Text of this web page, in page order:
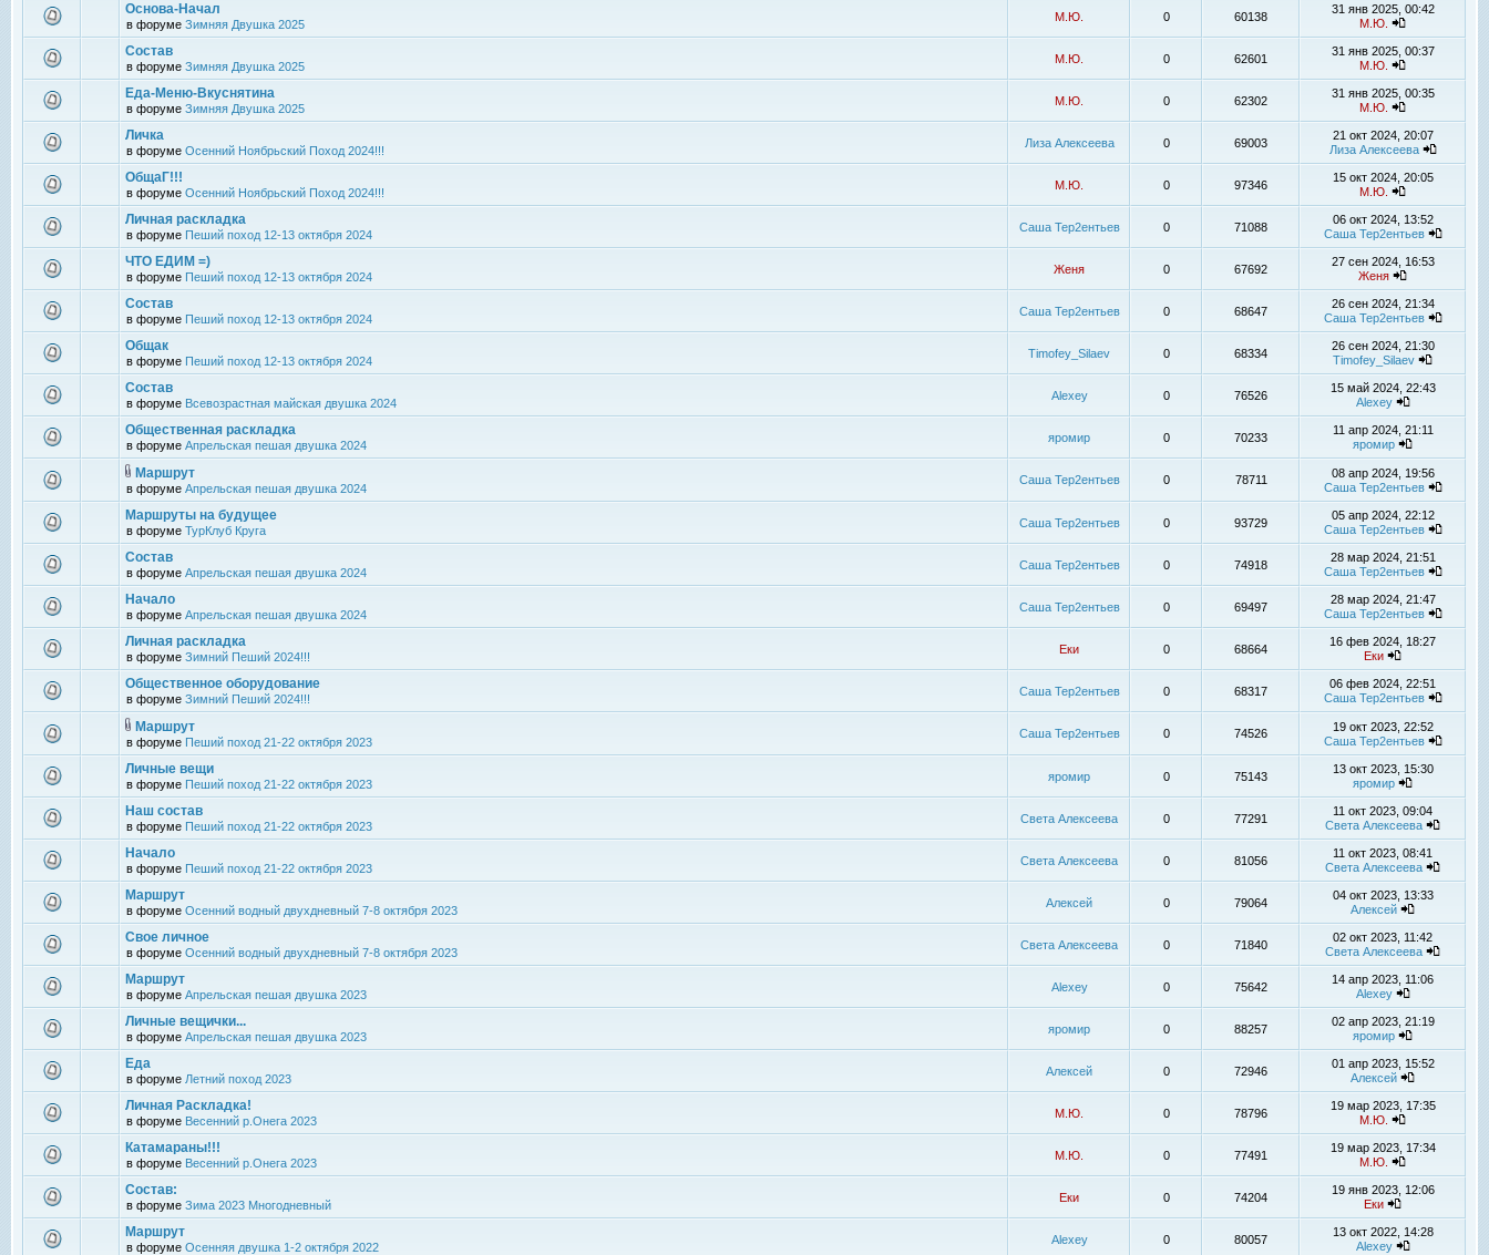
Основа-Начал
в форуме Зимняя Двушка 2025
М.Ю. 0 60138
31 янв 2025, 00:42
М.Ю.
Состав
в форуме Зимняя Двушка 2025
М.Ю. 0 62601
31 янв 2025, 00:37
М.Ю.
Еда-Меню-Вкуснятина
в форуме Зимняя Двушка 2025
М.Ю. 0 62302
31 янв 2025, 00:35
М.Ю.
Личка
в форуме Осенний Ноябрьский Поход 2024!!!
Лиза Алексеева 0 69003
21 окт 2024, 20:07
Лиза Алексеева
ОбщаГ!!!
в форуме Осенний Ноябрьский Поход 2024!!!
М.Ю. 0 97346
15 окт 2024, 20:05
М.Ю.
Личная раскладка
в форуме Пеший поход 12-13 октября 2024
Саша Тер2ентьев 0 71088
06 окт 2024, 13:52
Саша Тер2ентьев
ЧТО ЕДИМ =)
в форуме Пеший поход 12-13 октября 2024
Женя 0 67692
27 сен 2024, 16:53
Женя
Состав
в форуме Пеший поход 12-13 октября 2024
Саша Тер2ентьев 0 68647
26 сен 2024, 21:34
Саша Тер2ентьев
Общак
в форуме Пеший поход 12-13 октября 2024
Timofey_Silaev 0 68334
26 сен 2024, 21:30
Timofey_Silaev
Состав
в форуме Всевозрастная майская двушка 2024
Alexey 0 76526
15 май 2024, 22:43
Alexey
Общественная раскладка
в форуме Апрельская пешая двушка 2024
яромир 0 70233
11 апр 2024, 21:11
яромир
Маршрут
в форуме Апрельская пешая двушка 2024
Саша Тер2ентьев 0 78711
08 апр 2024, 19:56
Саша Тер2ентьев
Маршруты на будущее
в форуме ТурКлуб Круга
Саша Тер2ентьев 0 93729
05 апр 2024, 22:12
Саша Тер2ентьев
Состав
в форуме Апрельская пешая двушка 2024
Саша Тер2ентьев 0 74918
28 мар 2024, 21:51
Саша Тер2ентьев
Начало
в форуме Апрельская пешая двушка 2024
Саша Тер2ентьев 0 69497
28 мар 2024, 21:47
Саша Тер2ентьев
Личная раскладка
в форуме Зимний Пеший 2024!!!
Еки 0 68664
16 фев 2024, 18:27
Еки
Общественное оборудование
в форуме Зимний Пеший 2024!!!
Саша Тер2ентьев 0 68317
06 фев 2024, 22:51
Саша Тер2ентьев
Маршрут
в форуме Пеший поход 21-22 октября 2023
Саша Тер2ентьев 0 74526
19 окт 2023, 22:52
Саша Тер2ентьев
Личные вещи
в форуме Пеший поход 21-22 октября 2023
яромир 0 75143
13 окт 2023, 15:30
яромир
Наш состав
в форуме Пеший поход 21-22 октября 2023
Света Алексеева 0 77291
11 окт 2023, 09:04
Света Алексеева
Начало
в форуме Пеший поход 21-22 октября 2023
Света Алексеева 0 81056
11 окт 2023, 08:41
Света Алексеева
Маршрут
в форуме Осенний водный двухдневный 7-8 октября 2023
Алексей 0 79064
04 окт 2023, 13:33
Алексей
Свое личное
в форуме Осенний водный двухдневный 7-8 октября 2023
Света Алексеева 0 71840
02 окт 2023, 11:42
Света Алексеева
Маршрут
в форуме Апрельская пешая двушка 2023
Alexey 0 75642
14 апр 2023, 11:06
Alexey
Личные вещички...
в форуме Апрельская пешая двушка 2023
яромир 0 88257
02 апр 2023, 21:19
яромир
Еда
в форуме Летний поход 2023
Алексей 0 72946
01 апр 2023, 15:52
Алексей
Личная Раскладка!
в форуме Весенний р.Онега 2023
М.Ю. 0 78796
19 мар 2023, 17:35
М.Ю.
Катамараны!!!
в форуме Весенний р.Онега 2023
М.Ю. 0 77491
19 мар 2023, 17:34
М.Ю.
Состав:
в форуме Зима 2023 Многодневный
Еки 0 74204
19 янв 2023, 12:06
Еки
Маршрут
в форуме Осенняя двушка 1-2 октября 2022
Alexey 0 80057
13 окт 2022, 14:28
Alexey